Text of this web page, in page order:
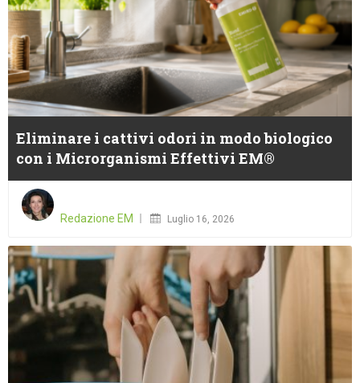
Eliminare i cattivi odori in modo biologico
con i Microrganismi Effettivi EM®
Redazione EM
Luglio 16, 2026